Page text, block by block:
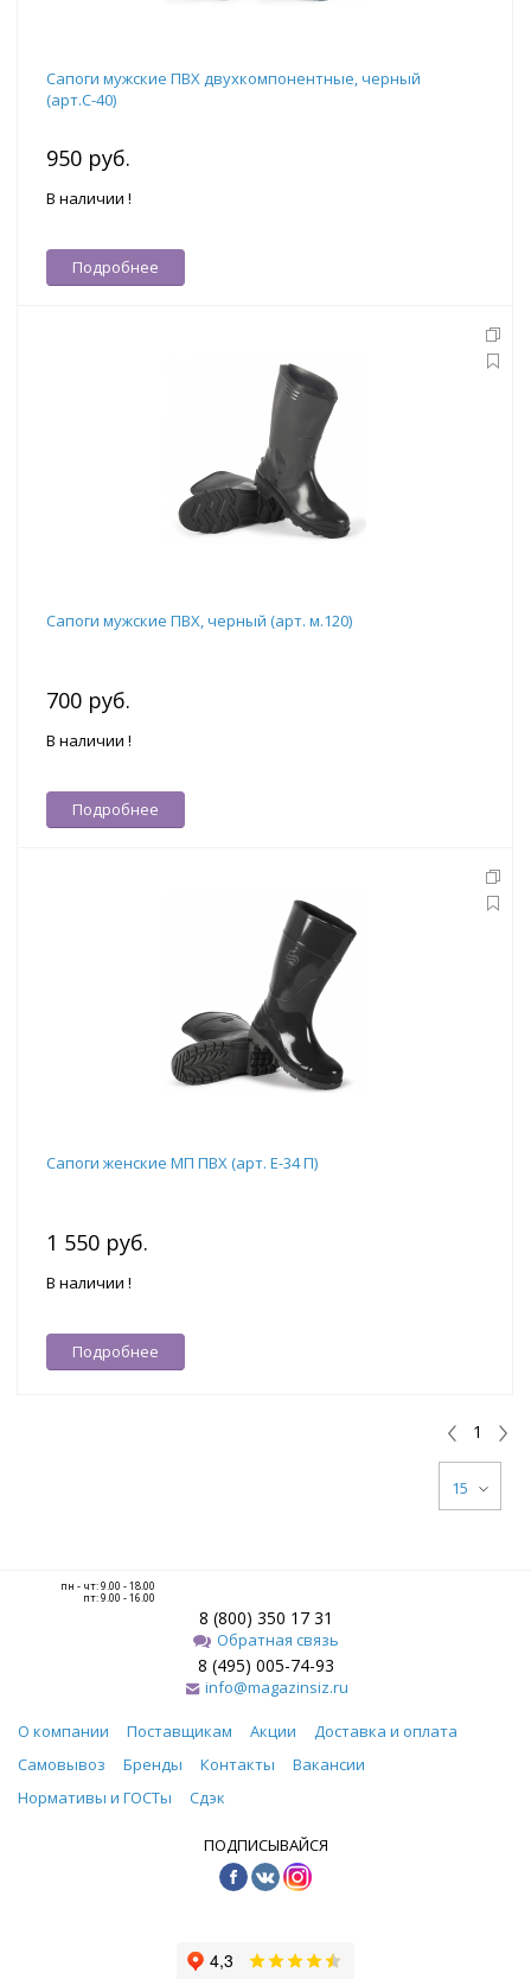
Сапоги мужские ПВХ двухкомпонентные, черный
(арт.С-40)
950 руб.
В наличии !
Подробнее
Сапоги мужские ПВХ, черный (арт. м.120)
700 руб.
В наличии !
Подробнее
Сапоги женские МП ПВХ (арт. Е-34 П)
1 550 руб.
В наличии !
Подробнее
1
15
пн - чт: 9.00 - 18.00
пт: 9.00 - 16.00
8 (800) 350 17 31
Обратная связь
8 (495) 005-74-93
info@magazinsiz.ru
О компании Поставщикам Акции
Доставка и оплата
Самовывоз
Бренды Контакты
Вакансии
Нормативы и ГОСТы
Сдэк
ПОДПИСЫВАЙСЯ